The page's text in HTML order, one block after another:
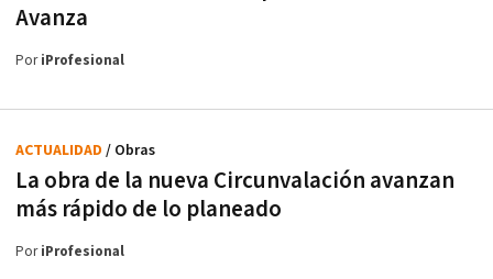
Avanza
PoriProfesional
La obra de la nueva Circunvalación avanzan
más rápido de lo planeado
ACTUALIDAD / Obras
PoriProfesional